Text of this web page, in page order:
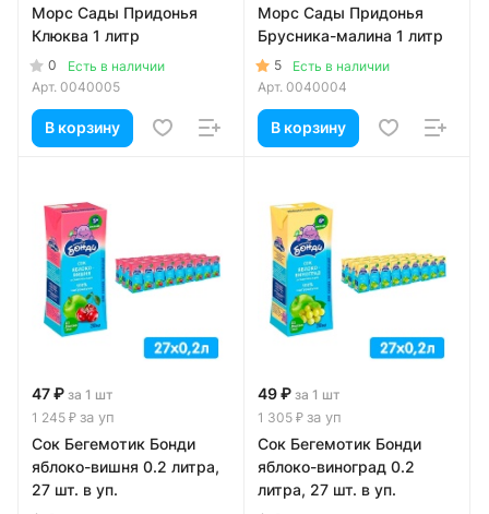
Морс Сады Придонья
Клюква 1 литр
0
Есть в наличии
Арт. 0040005
В корзину
Морс Сады Придонья
Брусника-малина 1 литр
5
Есть в наличии
Арт. 0040004
В корзину
47 ₽ за 1 шт
1 245 ₽ за уп
Сок Бегемотик Бонди
яблоко-вишня 0.2 литра,
27 шт. в уп.
49 ₽ за 1 шт
1 305 ₽ за уп
Сок Бегемотик Бонди
яблоко-виноград 0.2
литра, 27 шт. в уп.